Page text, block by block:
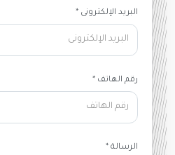
البريد الإلكترونى *
رقم الهاتف *
الرسالة *